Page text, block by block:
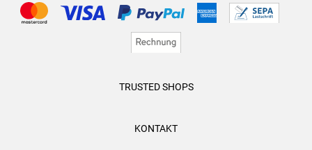
TRUSTED SHOPS
KONTAKT